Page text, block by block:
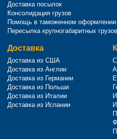
Доставка посылок
Консолидация грузов
Помощь в таможенном оформлении
Пересылка крупногабаритных
Доставка
Доставка из США
Доставка из Англии
Доставка из Германии
Доставка из Польши
Доставка из Италии
Доставка из Испании